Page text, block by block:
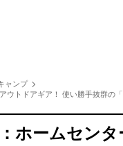
ャンプ
ウトドアギア！ 使い勝手抜群の
ホームセンタ